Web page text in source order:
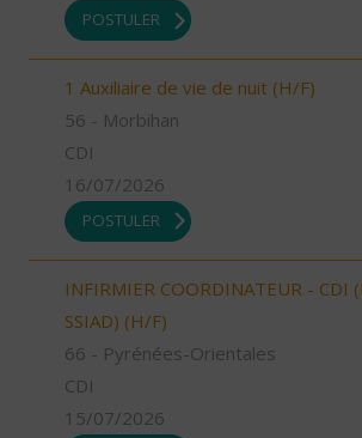
POSTULER
1 Auxiliaire de vie de nuit (H/F)
56 - Morbihan
CDI
16/07/2026
POSTULER
INFIRMIER COORDINATEUR - CDI
SSIAD) (H/F)
66 - Pyrénées-Orientales
CDI
15/07/2026